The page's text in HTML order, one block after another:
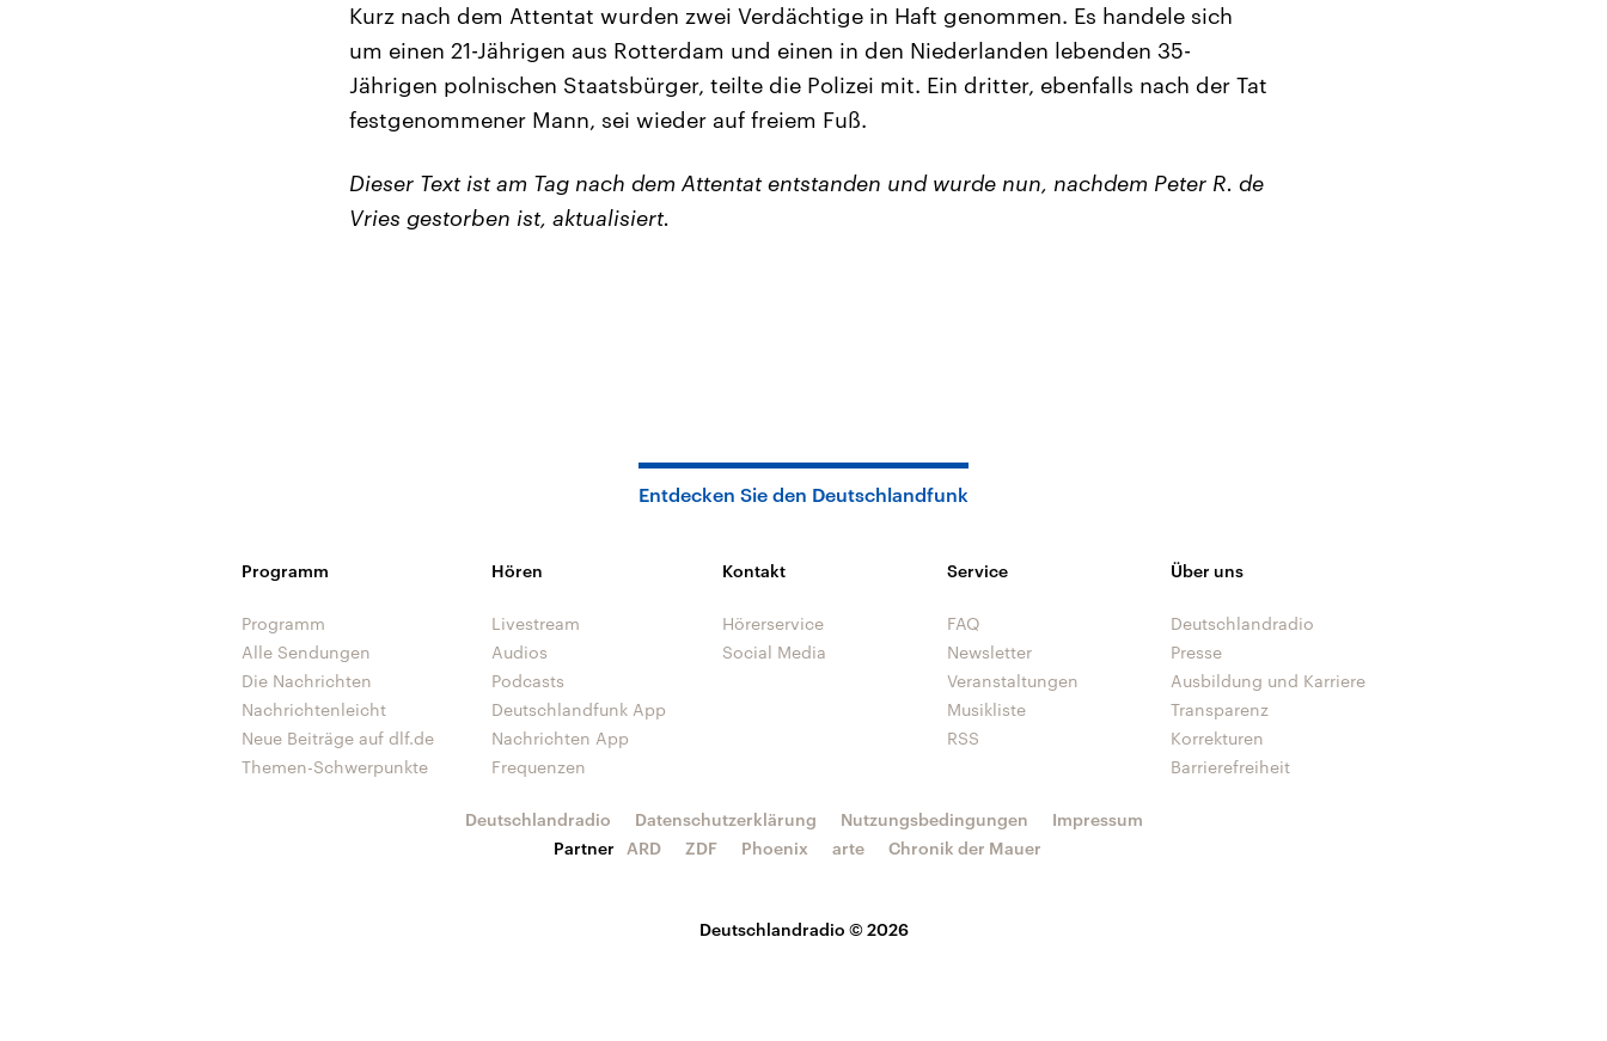
Kurz nach dem Attentat wurden zwei Verdächtige in Haft genommen. Es handele sich
um einen 21-Jährigen aus Rotterdam und einen in den Niederlanden lebenden 35-
Jährigen polnischen Staatsbürger, teilte die Polizei mit. Ein dritter, ebenfalls nach der Tat
festgenommener Mann, sei wieder auf freiem Fuß.
Dieser Text ist am Tag nach dem Attentat entstanden und wurde nun, nachdem Peter R. de
Vries gestorben ist, aktualisiert.
Entdecken Sie den Deutschlandfunk
Programm
Programm
Alle Sendungen
Die Nachrichten
Nachrichtenleicht
Neue Beiträge auf dlf.de
Themen-Schwerpunkte
Hören
Livestream
Audios
Podcasts
Deutschlandfunk App
Nachrichten App
Frequenzen
Kontakt
Hörerservice
Social Media
Service
FAQ
Newsletter
Veranstaltungen
Musikliste
RSS
Über uns
Deutschlandradio
Presse
Ausbildung und Karriere
Transparenz
Korrekturen
Barrierefreiheit
Deutschlandradio © 2026
Deutschlandradio Datenschutzerklärung Nutzungsbedingungen
Impressum
Partner
ARD ZDF Phoenix arte Chronik der Mauer